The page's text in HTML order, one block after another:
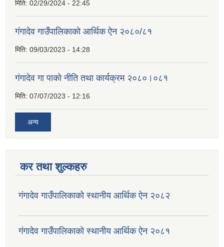
मिति: 02/29/2024 - 22:45
गंगादेव गाउँपालिकाको आर्थिक ऐन २०८०/८१
मिति: 09/03/2023 - 14:28
गंगादेव गा पाको नीति तथा कार्यक्रम २०८०।०८१
मिति: 07/07/2023 - 12:16
अन्य
कर तथा शुल्कहरु
गंगादेव गाउँपालिकाको स्थानीय आर्थिक ऐन २०८२
गंगादेव गाउँपालिकाको स्थानीय आर्थिक ऐन २०८१